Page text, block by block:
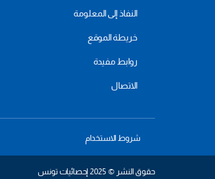
النفاذ إلى المعلومة
خريطة الموقع
روابط مفيدة
الاتصال
شروط الاستخدام
حقوق النشر © 2025 إحصائيات تونس